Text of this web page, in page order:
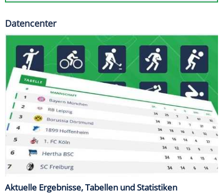
Datencenter
Aktuelle Ergebnisse, Tabellen und Statistiken